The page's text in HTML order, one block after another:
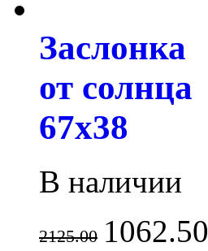
Заслонка
от солнца
67x38
В наличии
2125.00 1062.50